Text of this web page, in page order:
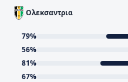
Ολεκσαντρια
79%
56%
81%
67%